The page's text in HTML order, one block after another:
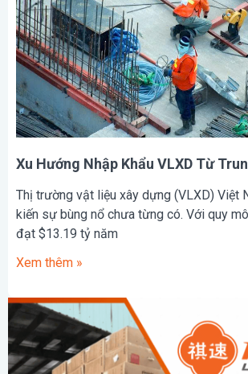
Xu Hướng Nhập Khẩu VLXD Từ
Thị trường vật liệu xây dựng (VLXD) Việt
kiến sự bùng nổ chưa từng có. Với quy
đạt $13.19 tỷ năm
Xem thêm »